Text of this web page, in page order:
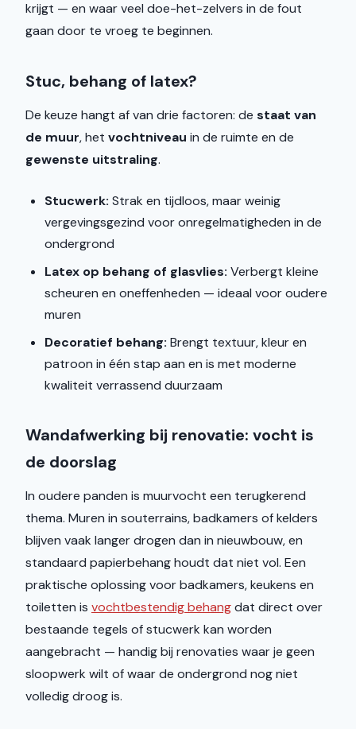
krijgt — en waar veel doe-het-zelvers in de fout
gaan door te vroeg te beginnen.
Stuc, behang of latex?
De keuze hangt af van drie factoren: de staat van
de muur, het vochtniveau in de ruimte en de
gewenste uitstraling.
Stucwerk: Strak en tijdloos, maar weinig
vergevingsgezind voor onregelmatigheden in de
ondergrond
Latex op behang of glasvlies: Verbergt kleine
scheuren en oneffenheden — ideaal voor oudere
muren
Decoratief behang: Brengt textuur, kleur en
patroon in één stap aan en is met moderne
kwaliteit verrassend duurzaam
Wandafwerking bij renovatie: vocht is
de doorslag
In oudere panden is muurvocht een terugkerend
thema. Muren in souterrains, badkamers of kelders
blijven vaak langer drogen dan in nieuwbouw, en
standaard papierbehang houdt dat niet vol. Een
praktische oplossing voor badkamers, keukens en
toiletten is vochtbestendig behangdat direct over
bestaande tegels of stucwerk kan worden
aangebracht — handig bij renovaties waar je geen
sloopwerk wilt of waar de ondergrond nog niet
volledig droog is.